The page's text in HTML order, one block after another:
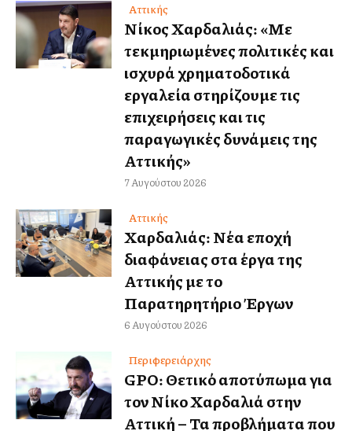
Αττικής
Νίκος Χαρδαλιάς: «Με
τεκμηριωμένες πολιτικές και
ισχυρά χρηματοδοτικά
εργαλεία στηρίζουμε τις
επιχειρήσεις και τις
παραγωγικές δυνάμεις της
Αττικής»
7 Αυγούστου 2026
Αττικής
Χαρδαλιάς: Νέα εποχή
διαφάνειας στα έργα της
Αττικής με το
Παρατηρητήριο Έργων
6 Αυγούστου 2026
Περιφερειάρχης
GPO: Θετικό αποτύπωμα για
τον Νίκο Χαρδαλιά στην
Αττική – Τα προβλήματα που